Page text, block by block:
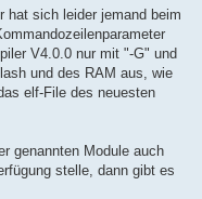
dcg-panel.c dcg-
hat sich leider jemand beim
V4.0.0 nur mit "-G" und
und des RAM aus, wie
elf-File des neuesten
genannten Module auch
stelle, dann gibt es